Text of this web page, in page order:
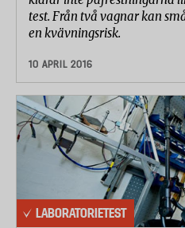
test. Från två vagnar kan
en kvävningsrisk.
10 APRIL 2016
LABORATORIETEST